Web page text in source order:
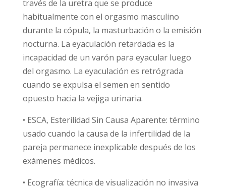
través de la uretra que se produce
habitualmente con el orgasmo masculino
durante la cópula, la masturbación o la emisión
nocturna. La eyaculación retardada es la
incapacidad de un varón para eyacular luego
del orgasmo. La eyaculación es retrógrada
cuando se expulsa el semen en sentido
opuesto hacia la vejiga urinaria.
• ESCA, Esterilidad Sin Causa Aparente: término
usado cuando la causa de la infertilidad de la
pareja permanece inexplicable después de los
exámenes médicos.
• Ecografía: técnica de visualización no invasiva